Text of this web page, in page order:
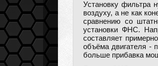
Установку фильтра
воздуху, а не как
сравнению со
установки ФНС.
составляет
объёма двигателя -
больше прибавка